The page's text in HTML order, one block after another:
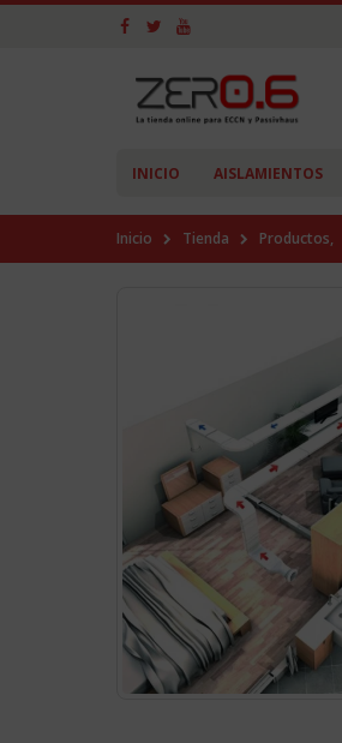
INICIO AISLAMIENTOS
Inicio Tienda Productos,